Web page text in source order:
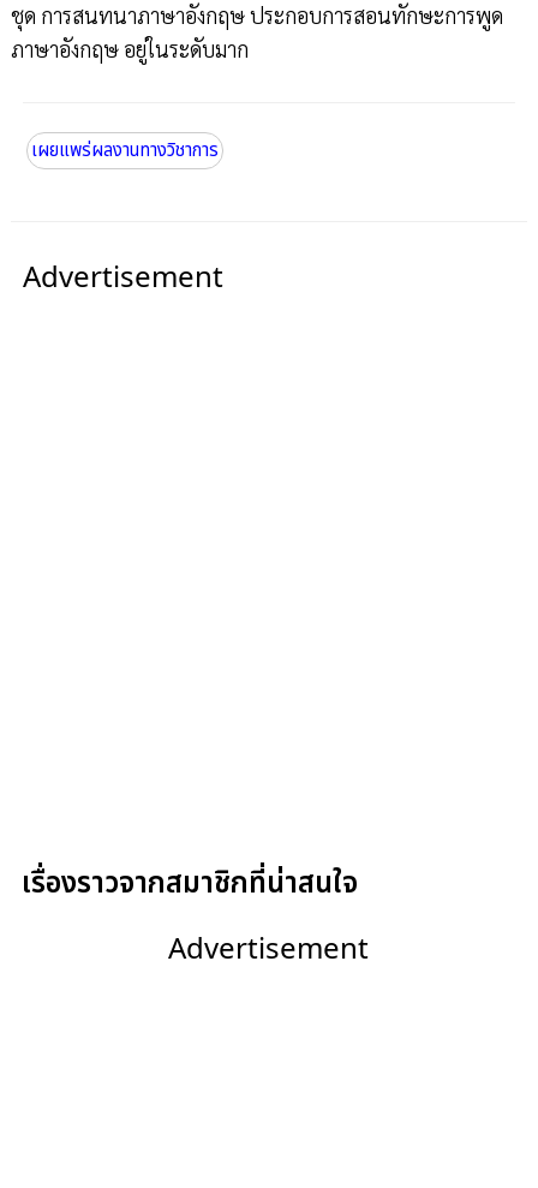
ชุด การสนทนาภาษาอังกฤษ ประกอบการสอนทักษะการพูด
ภาษาอังกฤษ อยู่ในระดับมาก
เผยแพร่ผลงานทางวิชาการ
Advertisement
เรื่องราวจากสมาชิกที่น่าสนใจ
Advertisement